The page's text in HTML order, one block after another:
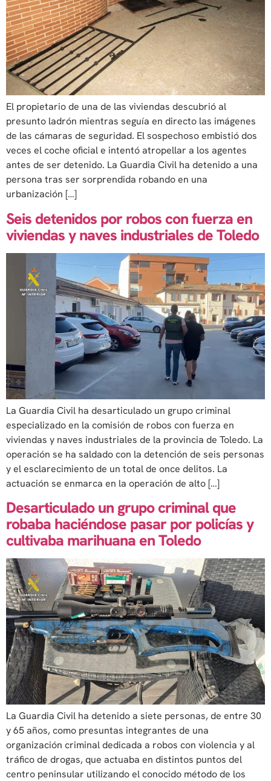
El propietario de una de las viviendas descubrió al
presunto ladrón mientras seguía en directo las imágenes
de las cámaras de seguridad. El sospechoso embistió dos
veces el coche oficial e intentó atropellar a los agentes
antes de ser detenido. La Guardia Civil ha detenido a una
persona tras ser sorprendida robando en una
urbanización […]
Seis detenidos por robos con fuerza en
viviendas y naves industriales de Toledo
La Guardia Civil ha desarticulado un grupo criminal
especializado en la comisión de robos con fuerza en
viviendas y naves industriales de la provincia de Toledo. La
operación se ha saldado con la detención de seis personas
y el esclarecimiento de un total de once delitos. La
actuación se enmarca en la operación de alto […]
Desarticulado un grupo criminal que
robaba haciéndose pasar por policías y
cultivaba marihuana en Toledo
La Guardia Civil ha detenido a siete personas, de entre 30
y 65 años, como presuntas integrantes de una
organización criminal dedicada a robos con violencia y al
tráfico de drogas, que actuaba en distintos puntos del
centro peninsular utilizando el conocido método de los